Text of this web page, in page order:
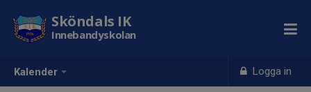
Kalender Logga in
Sköndals IK
Innebandyskolan